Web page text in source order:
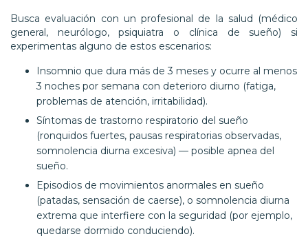
Busca evaluación con un profesional de la salud (médico
general, neurólogo, psiquiatra o clínica de sueño) si
experimentas alguno de estos escenarios:
Insomnio que dura más de 3 meses y ocurre al menos
3 noches por semana con deterioro diurno (fatiga,
problemas de atención, irritabilidad).
Síntomas de trastorno respiratorio del sueño
(ronquidos fuertes, pausas respiratorias observadas,
somnolencia diurna excesiva) — posible apnea del
sueño.
Episodios de movimientos anormales en sueño
(patadas, sensación de caerse), o somnolencia diurna
extrema que interfiere con la seguridad (por ejemplo,
quedarse dormido conduciendo).